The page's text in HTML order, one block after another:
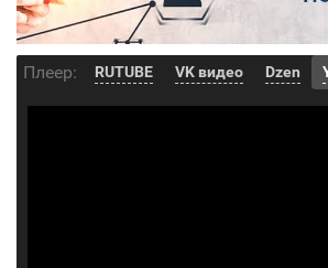
Плеер: RUTUBE VK видео Dzen